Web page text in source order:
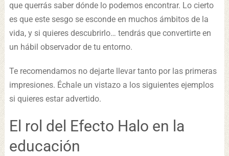
que querrás saber dónde lo podemos encontrar. Lo cierto
es que este sesgo se esconde en muchos ámbitos de la
vida, y si quieres descubrirlo… tendrás que convertirte en
un hábil observador de tu entorno.
Te recomendamos no dejarte llevar tanto por las primeras
impresiones. Échale un vistazo a los siguientes ejemplos
si quieres estar advertido.
El rol del Efecto Halo en la
educación